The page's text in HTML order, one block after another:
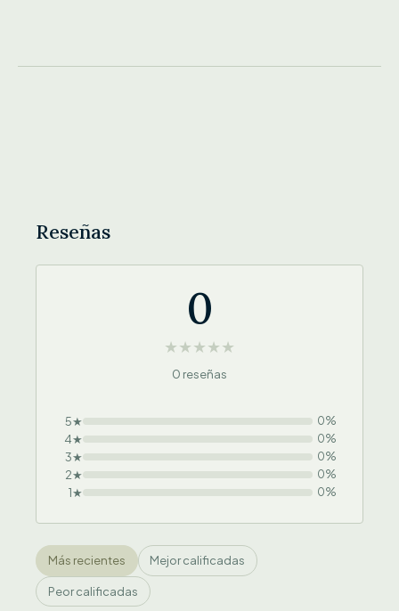
Reseñas
0
★★★★★
0 reseñas
5★ 0%
4★ 0%
3★ 0%
2★ 0%
1★ 0%
Más recientes Mejor calificadas
Peor calificadas